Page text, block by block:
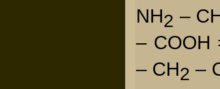
NH2 –
– CООН
– CH2 –